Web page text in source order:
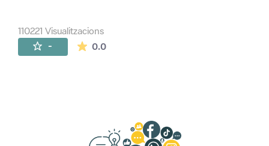
110221 Visualitzacions
- 0.0La mitjana de les valoracions és de 0